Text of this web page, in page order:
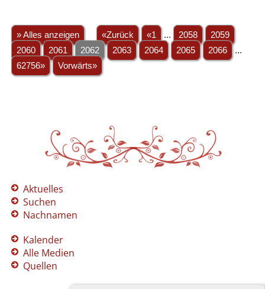
» Alles anzeigen «Zurück «1 ... 2058
2059
2060
2061 2062 2063 2064 2065 2066
...
62756»
Vorwärts»
Aktuelles
Suchen
Nachnamen
Kalender
Alle Medien
Quellen